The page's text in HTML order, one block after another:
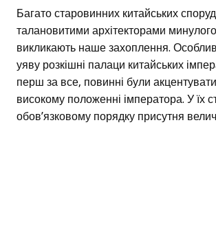
Багато старовинних китайських
талановитими архітекторами
викликають наше захоплення.
уяву розкішні палаци китайських
перш за все, повинні були
високому положенні імператора. У їх
обов’язковому порядку присутня